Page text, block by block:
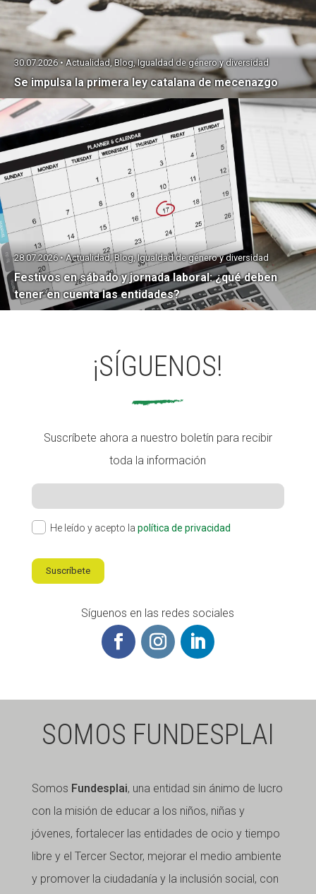
Se impulsa la primera ley catalana de mecenazgo
30.07.2026 • Actualidad, Blog, Igualdad de género y diversidad
Festivos en sábado y jornada laboral: ¿qué deben
tener en cuenta las entidades?
28.07.2026 • Actualidad, Blog, Igualdad de género y diversidad
¡SÍGUENOS!
Suscríbete ahora a nuestro boletín para recibir
toda la información
He leído y acepto la política de privacidad
Suscríbete
Síguenos en las redes sociales
SOMOS FUNDESPLAI
Somos Fundesplai, una entidad sin ánimo de lucro
con la misión de educar a los niños, niñas y
jóvenes, fortalecer las entidades de ocio y tiempo
libre y el Tercer Sector, mejorar el medio ambiente
y promover la ciudadanía y la inclusión social, con